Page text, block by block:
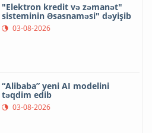
"Elektron kredit və zəmanət"
sisteminin Əsasnaməsi" dəyişib
03-08-2026
“Alibaba” yeni AI modelini
təqdim edib
03-08-2026